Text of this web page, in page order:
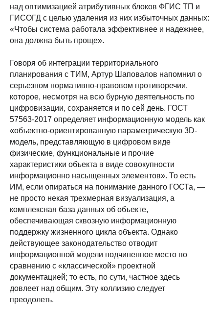
над оптимизацией атрибутивных блоков ФГИС ТП и
ГИСОГД с целью удаления из них избыточных данных:
«Чтобы система работала эффективнее и надежнее,
она должна быть проще».
Говоря об интеграции территориального
планирования с ТИМ, Артур Шаповалов напомнил о
серьезном нормативно-правовом противоречии,
которое, несмотря на всю бурную деятельность по
цифровизации, сохраняется и по сей день. ГОСТ
57563-2017 определяет информационную модель как
«объектно-ориентированную параметрическую 3D-
модель, представляющую в цифровом виде
физические, функциональные и прочие
характеристики объекта в виде совокупности
информационно насыщенных элементов». То есть
ИМ, если опираться на понимание данного ГОСТа, —
не просто некая трехмерная визуализация, а
комплексная база данных об объекте,
обеспечивающая сквозную информационную
поддержку жизненного цикла объекта. Однако
действующее законодательство отводит
информационной модели подчиненное место по
сравнению с «классической» проектной
документацией; то есть, по сути, частное здесь
довлеет над общим. Эту коллизию следует
преодолеть.